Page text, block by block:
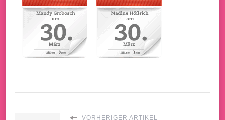
VORHERIGER ARTIKEL